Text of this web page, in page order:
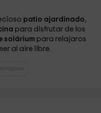
patio ajardinado,
para disfrutar de los
solárium para relajaros
al aire libre.